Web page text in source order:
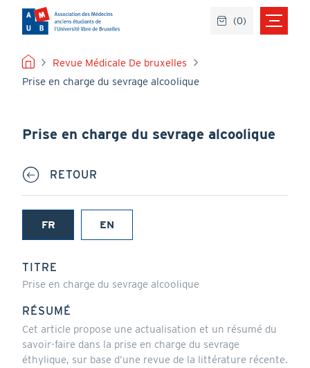
contenu
principal
FIL
D'ARIANE
Revue Médicale De bruxelles
Prise en charge du sevrage alcoolique
Prise en charge du sevrage alcoolique
RETOUR
FR
(onglet
EN
TITRE
Prise en charge du sevrage alcoolique
RÉSUMÉ
Cet article propose une actualisation et un résumé du
savoir-faire dans la prise en charge du sevrage
éthylique, sur base d’une revue de la littérature récente.
(0)